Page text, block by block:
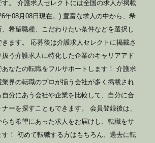
。 介護求人セレクトには全国の求人が掲載
年08月08日現在。) 豊富な求人の中から、希
希望職種、こだわりたい条件などを選択し
ます。 応募後は介護求人セレクトに掲載さ
う介護求人に特化した企業のキャリアアド
なたの転職をフルサポートします！ 介護求
業界の転職のプロが揃う会社が多く掲載され
分にあう会社や企業を比較して、自分に合
ーを探すこともできます。 会員登録後は、
も希望にあった求人をお届けし、転職をサ
！ 初めて転職する方はもちろん、過去に転